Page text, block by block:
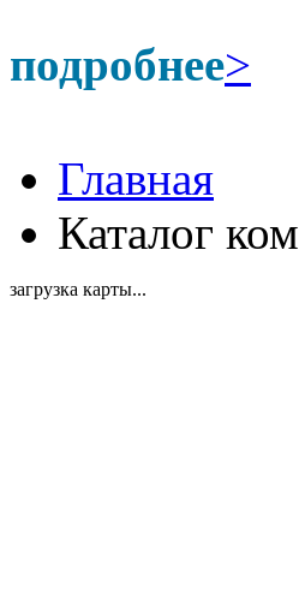
подробнее>
Главная
Каталог
загрузка карты...